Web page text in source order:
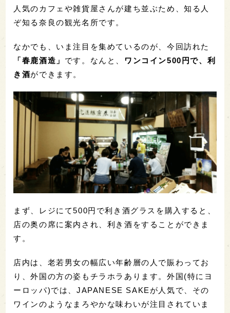
人気のカフェや雑貨屋さんが建ち並ぶため、知る人
ぞ知る奈良の観光名所です。
なかでも、いま注目を集めているのが、今回訪れた
「春鹿酒造」 です。なんと、
ワンコイン500円で、利
き酒ができます。
まず、レジにて500円で利き酒グラスを購入すると、
店の奥の席に案内され、利き酒をすることができま
す。
店内は、老若男女の幅広い年齢層の人で賑わってお
り、外国の方の姿もチラホラあります。外国(特にヨ
ーロッパ)では、JAPANESE SAKEが人気で、その
ワインのようなまろやかな味わいが注目されていま